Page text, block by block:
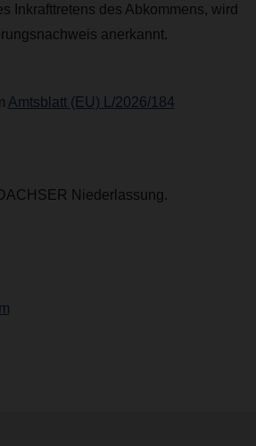
Inkrafttretens des Abkommens, wird
anerkannt.
Amtsblatt (EU) L/2026/184
Niederlassung.